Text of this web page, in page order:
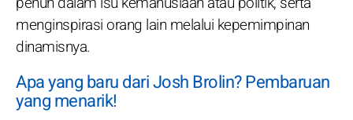
menginspirasi orang lain melalui kepemimpinan
dinamisnya.
Apa yang baru dari Josh Brolin? Pembaruan
yang menarik!